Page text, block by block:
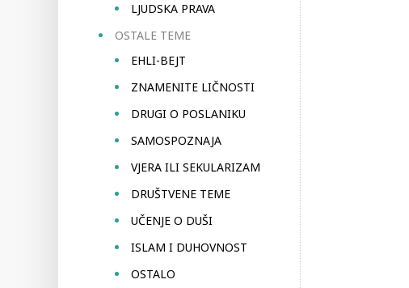
LJUDSKA PRAVA
OSTALE TEME
EHLI-BEJT
ZNAMENITE LIČNOSTI
DRUGI O POSLANIKU
SAMOSPOZNAJA
VJERA ILI SEKULARIZAM
DRUŠTVENE TEME
UČENJE O DUŠI
ISLAM I DUHOVNOST
OSTALO